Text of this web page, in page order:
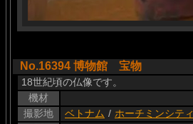
No.16394 博物館 宝物
18世紀頃の仏像です。
機材
撮影地
ベトナム / ホーチミンシティ